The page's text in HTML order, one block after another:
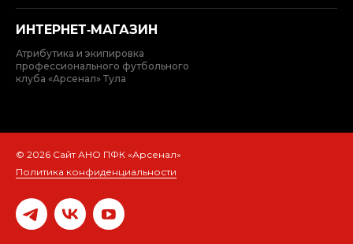
ИНТЕРНЕТ‑МАГАЗИН
Атрибутика и экипировка
профессионального футбольного
клуба «Арсенал» Тула
© 2026 Сайт АНО ПФК «Арсенал»
Политика конфиденциальности